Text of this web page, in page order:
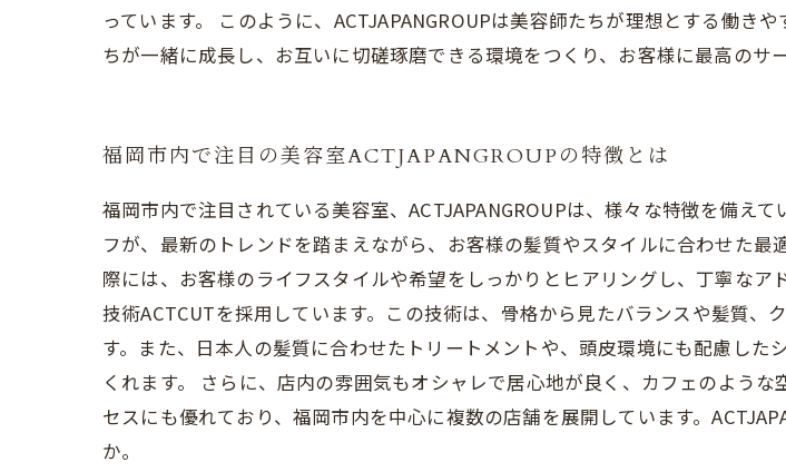
っています。 このように、ACTJAPANGROUPは美容師たちが理想とする働き
ちが一緒に成長し、お互いに切磋琢磨できる環境をつくり、お客様に最高のサ
福岡市内で注目の美容室ACTJAPANGROUPの特徴とは
福岡市内で注目されている美容室、ACTJAPANGROUPは、様々な特徴を備え
フが、最新のトレンドを踏まえながら、お客様の髪質やスタイルに合わせた
際には、お客様のライフスタイルや希望をしっかりとヒアリングし、丁寧なア
技術ACTCUTを採用しています。この技術は、骨格から見たバランスや髪質
す。また、日本人の髪質に合わせたトリートメントや、頭皮環境にも配慮し
くれます。 さらに、店内の雰囲気もオシャレで居心地が良く、カフェのよう
セスにも優れており、福岡市内を中心に複数の店舗を展開しています。
か。